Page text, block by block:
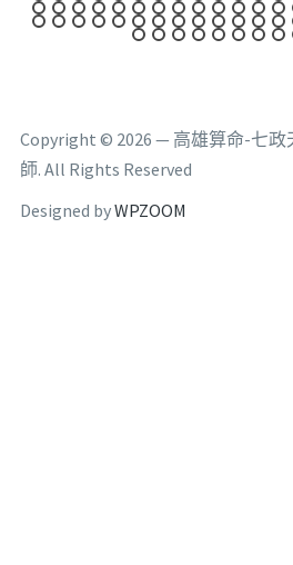
Copyright © 2026 — 高雄算命-七
師. All Rights Reserved
Designed byWPZOOM